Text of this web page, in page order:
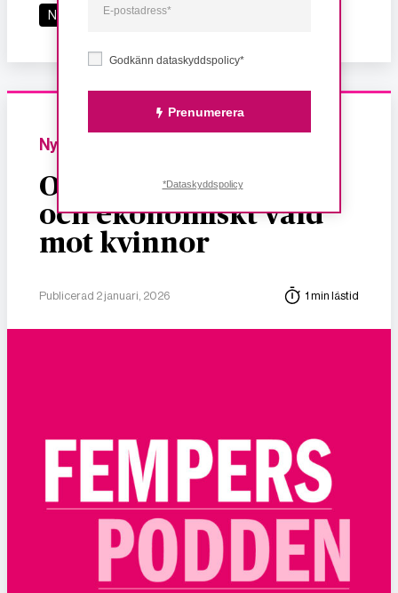
Nyheter
Om dödligt, sexuellt
och ekonomiskt våld
mot kvinnor
Publicerad 2 januari, 2026 1 min lästid
Godkänn dataskyddspolicy*
Prenumerera
*Dataskyddspolicy